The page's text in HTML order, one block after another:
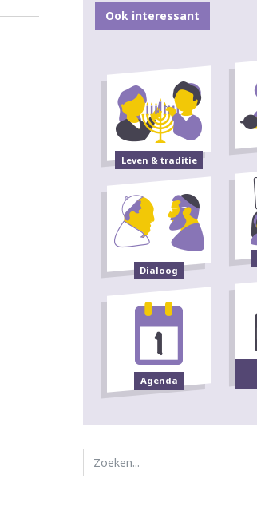
Ook interessant
Leven & traditie
Dialoog
Agenda